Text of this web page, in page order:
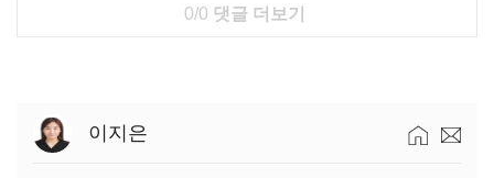
0/0 댓글 더보기
이지은